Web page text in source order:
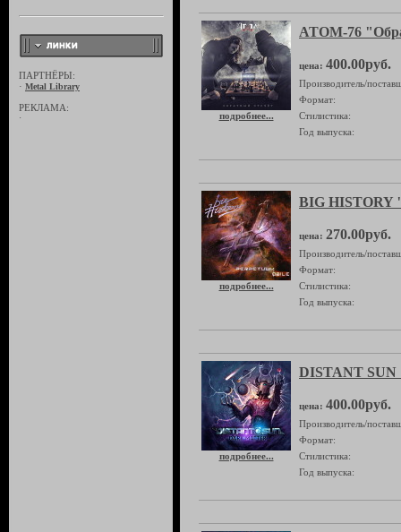
ПАРТНЁРЫ:
· Metal Library
РЕКЛАМА:
· подробнее...
ATOM-76
цена: 400.00руб.
Производитель/
Формат:
Стилистика:
Год выпуска:
подробнее...
BIG HISTORY
цена: 270.00руб.
Производитель/
Формат:
Стилистика:
Год выпуска:
подробнее...
DISTANT
цена: 400.00руб.
Производитель/
Формат:
Стилистика:
Год выпуска: